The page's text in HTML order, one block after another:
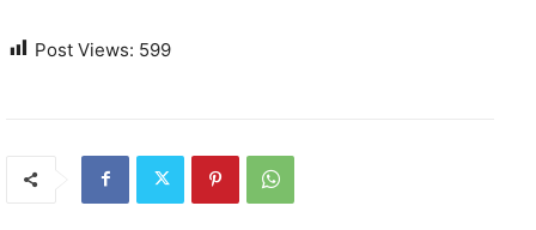
Post Views: 599